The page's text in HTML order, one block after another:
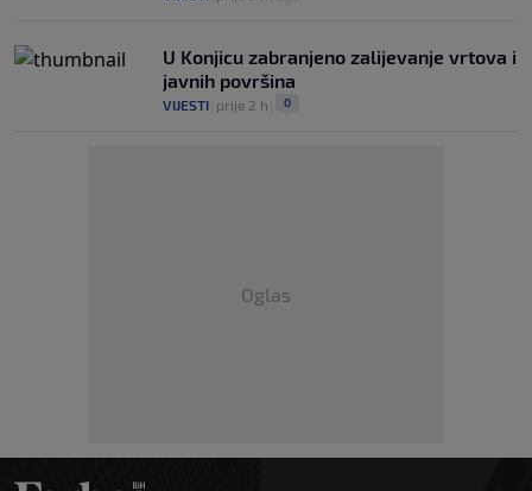
U Konjicu zabranjeno zalijevanje vrtova i
javnih površina
VIJESTI prije 2 h 0
Oglas